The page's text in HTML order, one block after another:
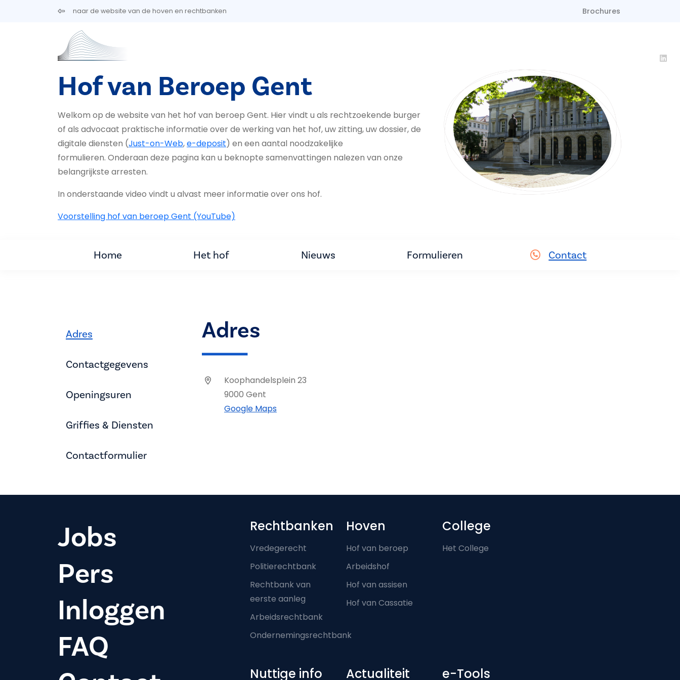
Overslaan en naar de inhoud gaannaar de website van de hoven en rechtbanken Brochures
Hof van Beroep Gent
Welkom op de website van het hof van beroep Gent. Hier vindt u als rechtzoekende burger
of als advocaat praktische informatie over de werking van het hof, uw zitting, uw dossier, de
digitale diensten (Just-on-Web,e-deposit) en een aantal noodzakelijke
formulieren. Onderaan deze pagina kan u beknopte samenvattingen nalezen van onze
belangrijkste arresten.
In onderstaande video vindt u alvast meer informatie over ons hof.
Voorstelling hof van beroep Gent (YouTube)
Home Het hof Nieuws Formulieren Contact
Adres
Contactgegevens
Openingsuren
Griffies & Diensten
Contactformulier
Adres
Koophandelsplein 23
9000 Gent
Google Maps
Jobs
Pers
Inloggen
FAQ
Footer-menu
Rechtbanken
Vredegerecht
Politierechtbank
Rechtbank van
eerste aanleg
Arbeidsrechtbank
Ondernemingsrechtbank
Hoven
Hof van beroep
Arbeidshof
Hof van assisen
Hof van Cassatie
College
Het College
Nuttige info Actualiteit e-Tools